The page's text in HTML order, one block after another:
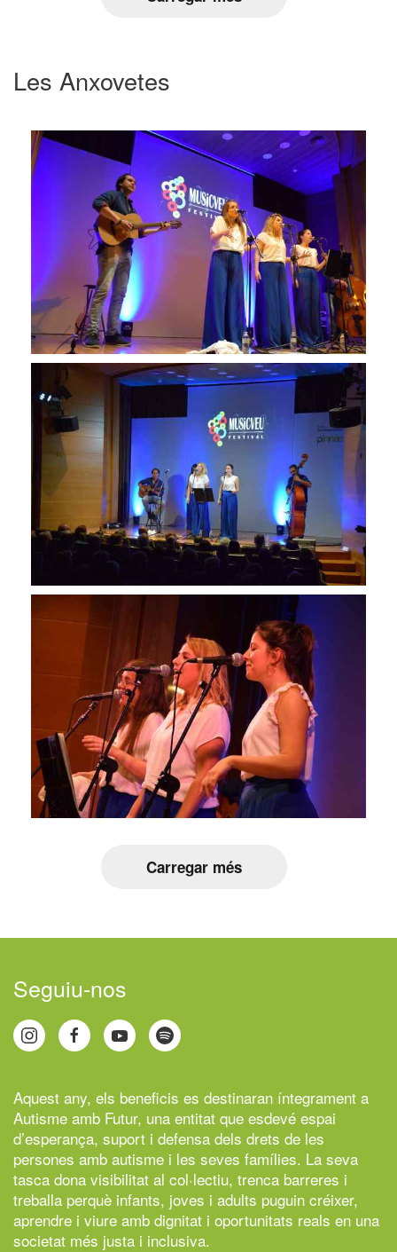
Les Anxovetes
Carregar més
Seguiu-nos
Aquest any, els beneficis es destinaran íntegrament a
Autisme amb Futur, una entitat que esdevé espai
d’esperança, suport i defensa dels drets de les
persones amb autisme i les seves famílies. La seva
tasca dona visibilitat al col·lectiu, trenca barreres i
treballa perquè infants, joves i adults puguin créixer,
aprendre i viure amb dignitat i oportunitats reals en una
societat més justa i inclusiva.